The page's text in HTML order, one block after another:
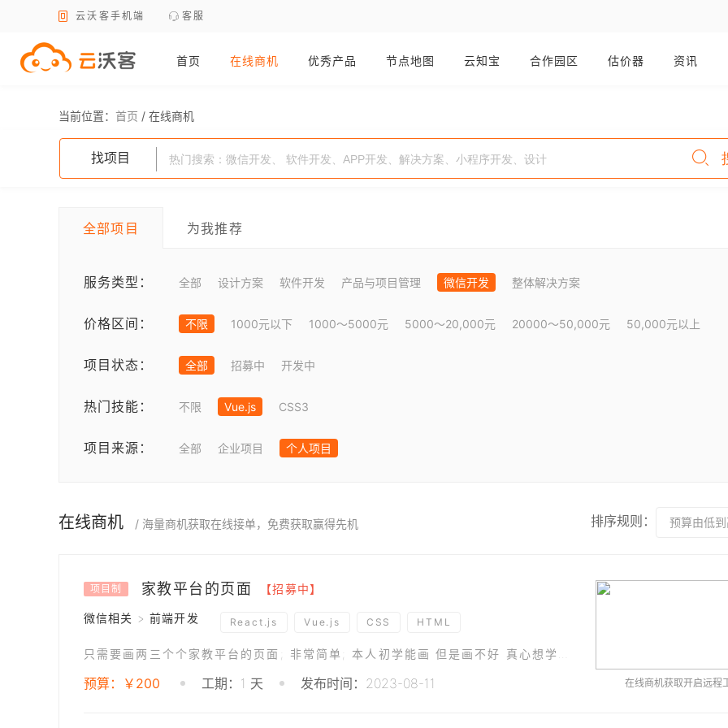
云沃客手机端 客服
首页 在线商机 优秀产品 节点地图 云知宝 合作园区 估价器 资讯
当前位置： 首页 / 在线商机
找项目
全部项目 为我推荐
服务类型： 全部 设计方案 软件开发 产品与项目管理 微信开发 整体解决方案
价格区间： 不限 1000元以下 1000～5000元 5000～20,000元 20000～50,000元 50,000元以上
项目状态： 全部 招募中 开发中
热门技能： 不限 Vue.js CSS3
项目来源： 全部 企业项目 个人项目
在线商机 / 海量商机获取在线接单，免费获取赢得先机 排序规则： 预算由低
项目制 家教平台的页面 【招募中】
微信相关 > 前端开发 React.js Vue.js CSS HTML
预算：￥200 工期：1 天 发布时间：2023-08-11 在线商机获取开启远程